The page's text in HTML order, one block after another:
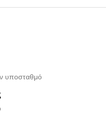
υποσταθμό